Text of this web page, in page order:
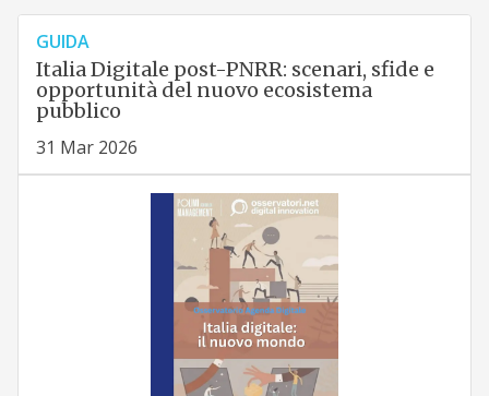
GUIDA
Italia Digitale post-PNRR: scenari, sfide e
opportunità del nuovo ecosistema
pubblico
31 Mar 2026